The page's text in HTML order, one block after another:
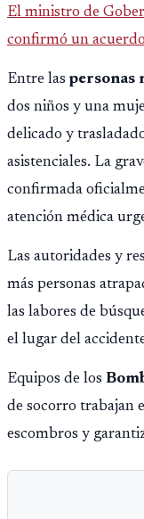
El ministro de
confirmó un
opere en
fallido con la
Público.
Entre las personas
dos niños y una
delicado y
asistenciales. La
confirmada
atención médica
Las autoridades y
más personas
las labores de
el lugar del
Equipos de los
de socorro trabajan
escombros y